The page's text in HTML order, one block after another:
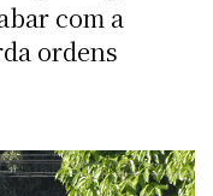
com a
ordens